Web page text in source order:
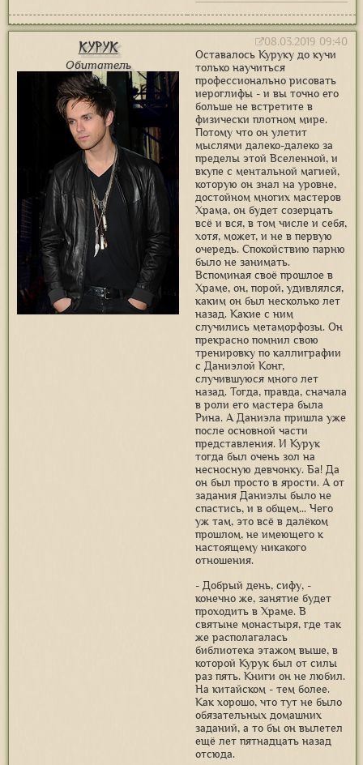
Курук
Обитатель
08.03.2019 09:40
Оставалось Куруку до кучи
только научиться
профессионально рисовать
иероглифы - и вы точно его
больше не встретите в
физически плотном мире.
Потому что он улетит
мыслями далеко-далеко за
пределы этой Вселенной, и
вкупе с ментальной магией,
которую он знал на уровне,
достойном многих мастеров
Храма, он будет созерцать
всё и вся, в том числе и себя,
хотя, может, и не в первую
очередь. Спокойствию парню
было не занимать.
Вспоминая своё прошлое в
Храме, он, порой, удивлялся,
каким он был несколько лет
назад. Какие с ним
случились метаморфозы. Он
прекрасно помнил свою
тренировку по каллиграфии
с Даниэлой Конг,
случившуюся много лет
назад. Тогда, правда, сначала
в роли его мастера была
Рина. А Даниэла пришла уже
после основной части
представления. И Курук
тогда был очень зол на
несносную девчонку. Ба! Да
он был просто в ярости. А от
задания Даниэлы было не
спастись, и в общем... Чего
уж там, это всё в далёком
прошлом, не имеющего к
настоящему никакого
отношения.
- Добрый день, сифу, -
конечно же, занятие будет
проходить в Храме. В
святыне монастыря, где так
же располагалась
библиотека этажом выше, в
которой Курук был от силы
раз пять. Книги он не любил.
На китайском - тем более.
Как хорошо, что тут не было
обязательных домашних
заданий, а то бы он вылетел
ещё лет пятнадцать назад
отсюда.